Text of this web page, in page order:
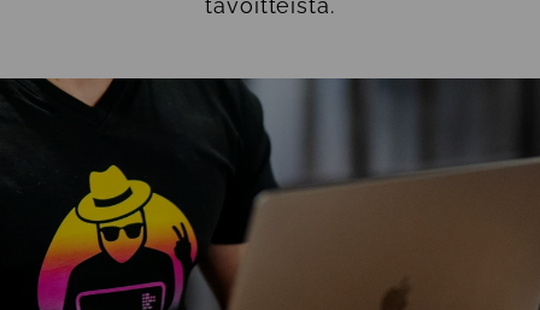
tavoitteista.